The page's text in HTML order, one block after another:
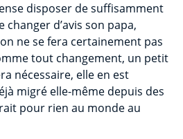
disposer de suffisamment
d’avis son papa,
ne se fera certainement pas
tout changement, un petit
nécessaire, elle en est
migré elle-même depuis des
pour rien au monde au